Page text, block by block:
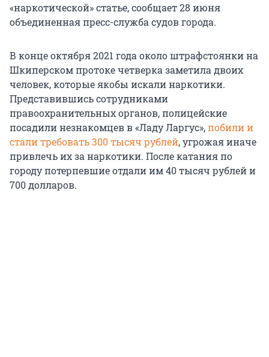
«наркотической» статье, сообщает 28 июня
объединенная пресс-служба судов города.
В конце октября 2021 года около штрафстоянки на
Шкиперском протоке четверка заметила двоих
человек, которые якобы искали наркотики.
Представившись сотрудниками
правоохранительных органов, полицейские
посадили незнакомцев в «Ладу Ларгус»,побили и
стали требовать 300 тысяч рублей, угрожая иначе
привлечь их за наркотики. После катания по
городу потерпевшие отдали им 40 тысяч рублей и
700 долларов.